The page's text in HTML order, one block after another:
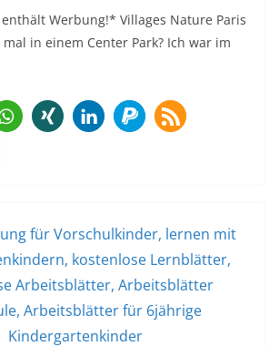
Werbung!* Villages Nature Paris
in einem Center Park? Ich war im